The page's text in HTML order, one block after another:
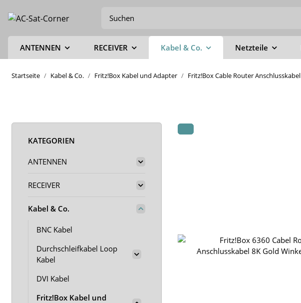
ANTENNEN RECEIVER Kabel & Co. Netzteile
Startseite Kabel & Co. Fritz!Box Kabel und Adapter Fritz!Box Cable Router Anschlusskabel
KATEGORIEN
ANTENNEN
RECEIVER
Kabel & Co.
BNC Kabel
Durchschleifkabel Loop
Kabel
DVI Kabel
Fritz!Box Kabel und